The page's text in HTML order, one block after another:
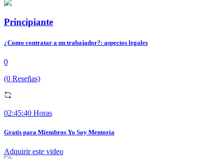
Principiante
¿Como contratar a un trabajador?: aspectos legales
0
(0 Reseñas)
02:45:40 Horas
Gratis para Miembros Yo Soy Mentoria
Adquirir este video